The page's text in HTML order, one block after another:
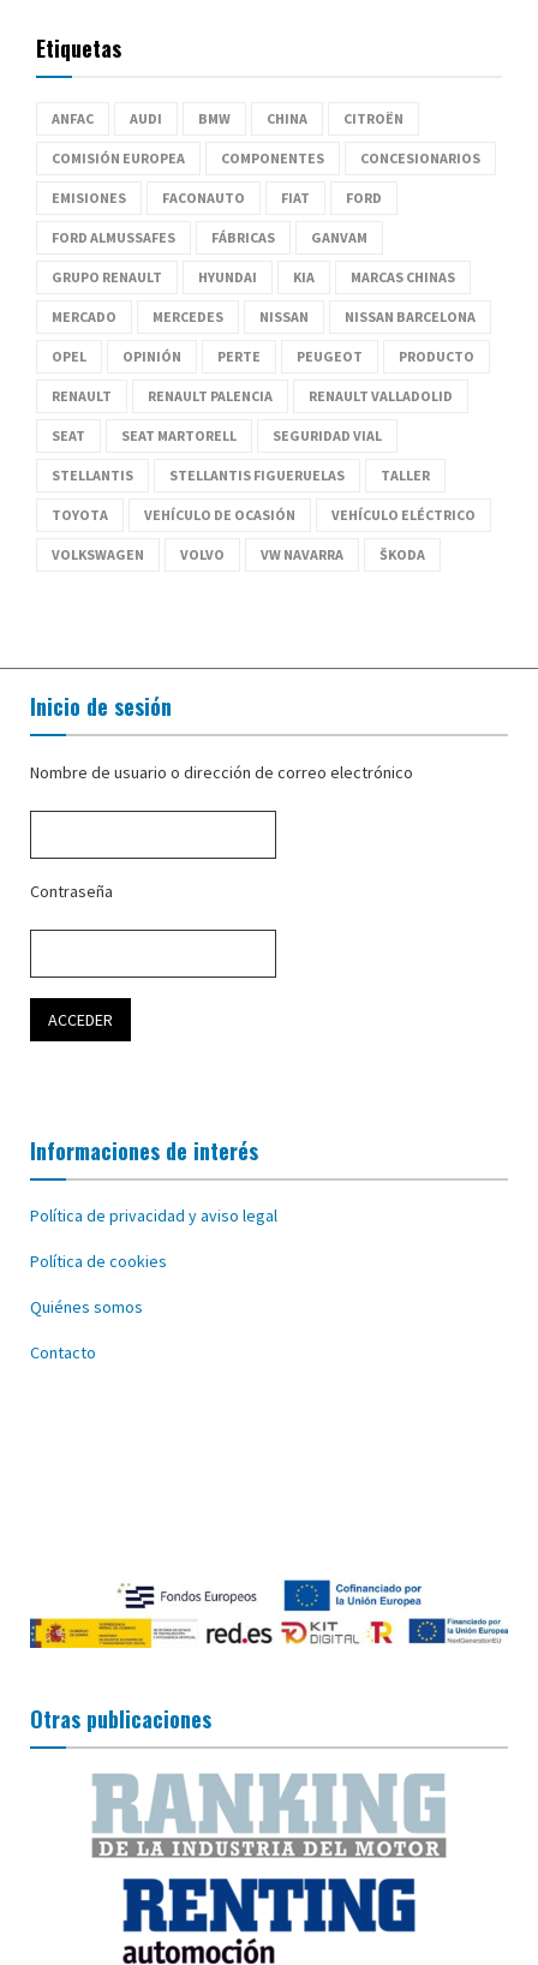
Etiquetas
ANFAC AUDI BMW CHINA CITROËN
COMISIÓN EUROPEA COMPONENTES CONCESIONARIOS
EMISIONES FACONAUTO FIAT FORD
FORD ALMUSSAFES FÁBRICAS GANVAM
GRUPO RENAULT HYUNDAI KIA MARCAS CHINAS
MERCADO MERCEDES NISSAN NISSAN BARCELONA
OPEL OPINIÓN PERTE PEUGEOT PRODUCTO
RENAULT RENAULT PALENCIA RENAULT VALLADOLID
SEAT SEAT MARTORELL SEGURIDAD VIAL
STELLANTIS STELLANTIS FIGUERUELAS TALLER
TOYOTA VEHÍCULO DE OCASIÓN VEHÍCULO ELÉCTRICO
VOLKSWAGEN VOLVO VW NAVARRA ŠKODA
Inicio de sesión
Nombre de usuario o dirección de correo electrónico
Contraseña
Informaciones de interés
Política de privacidad y aviso legal
Política de cookies
Quiénes somos
Contacto
Otras publicaciones